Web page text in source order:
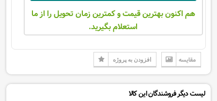
هم اکنون بهترین قیمت و کمترین زمان تحویل را از ما
استعلام بگیرید.
مقایسه افزودن به پروژه
لیست دیگر فروشندگان این کالا